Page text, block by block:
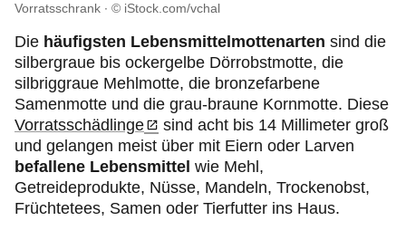
Vorratsschrank
© iStock.com/vchal
Die häufigsten Lebensmittelmottenarten sind die
silbergraue bis ockergelbe Dörrobstmotte, die
silbriggraue Mehlmotte, die bronzefarbene
Samenmotte und die grau-braune Kornmotte. Diese
Vorratsschädlinge
sind acht bis 14 Millimeter groß
und gelangen meist über mit Eiern oder Larven
befallene Lebensmittel wie Mehl,
Getreideprodukte, Nüsse, Mandeln, Trockenobst,
Früchtetees, Samen oder Tierfutter ins Haus.